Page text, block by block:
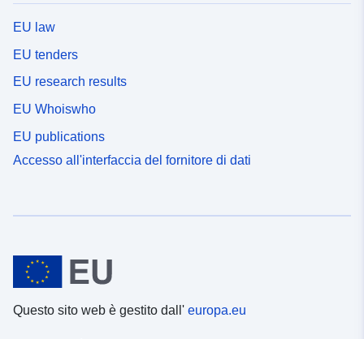
EU law
EU tenders
EU research results
EU Whoiswho
EU publications
Accesso all'interfaccia del fornitore di dati
Questo sito web è gestito dall' europa.eu